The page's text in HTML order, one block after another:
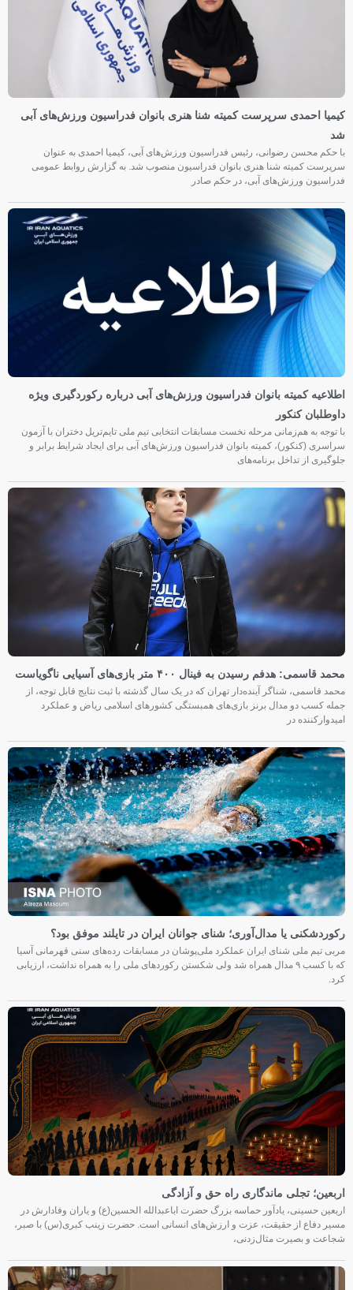
کیمیا احمدی سرپرست کمیته شنا هنری بانوان فدراسیون ورزش‌های آبی
شد
با حکم محسن رضوانی، رئیس فدراسیون ورزش‌های آبی، کیمیا احمدی به عنوان
سرپرست کمیته شنا هنری بانوان فدراسیون منصوب شد. به گزارش روابط عمومی
فدراسیون ورزش‌های آبی، در حکم صادر
اطلاعیه کمیته بانوان فدراسیون ورزش‌های آبی درباره رکوردگیری ویژه
داوطلبان کنکور
با توجه به هم‌زمانی مرحله نخست مسابقات انتخابی تیم ملی تایم‌تریل دختران با آزمون
سراسری (کنکور)، کمیته بانوان فدراسیون ورزش‌های آبی برای ایجاد شرایط برابر و
جلوگیری از تداخل برنامه‌های
محمد قاسمی: هدفم رسیدن به فینال ۴۰۰ متر بازی‌های آسیایی ناگویاست
محمد قاسمی، شناگر آینده‌دار تهران که در یک سال گذشته با ثبت نتایج قابل توجه، از
جمله کسب دو مدال برنز بازی‌های همبستگی کشورهای اسلامی ریاض و عملکرد
امیدوارکننده در
رکوردشکنی یا مدال‌آوری؛ شنای جوانان ایران در تایلند موفق بود؟
مربی تیم ملی شنای ایران عملکرد ملی‌پوشان در مسابقات رده‌های سنی قهرمانی آسیا
که با کسب ۹ مدال همراه شد ولی شکستن رکوردهای ملی را به همراه نداشت، ارزیابی
کرد.
اربعین؛ تجلی ماندگاری راه حق و آزادگی
اربعین حسینی، یادآور حماسه بزرگ حضرت اباعبدالله الحسین(ع) و یاران وفادارش در
مسیر دفاع از حقیقت، عزت و ارزش‌های انسانی است. حضرت زینب کبری(س) با صبر،
شجاعت و بصیرت مثال‌زدنی،